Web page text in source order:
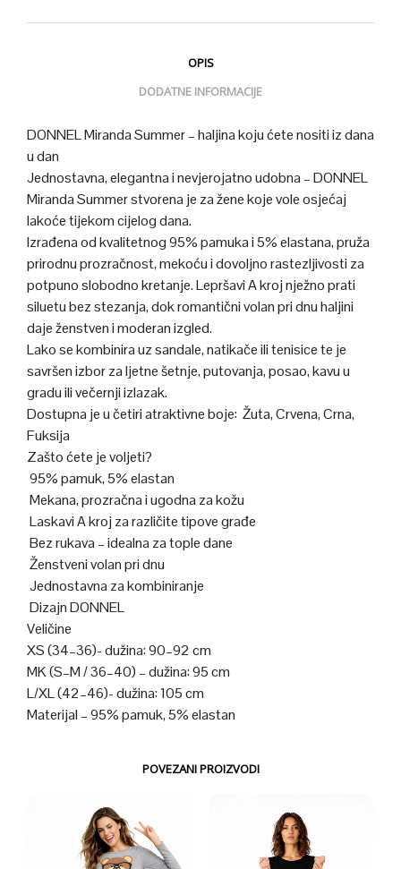
OPIS
DODATNE INFORMACIJE
DONNEL Miranda Summer – haljina koju ćete nositi iz dana
u dan
Jednostavna, elegantna i nevjerojatno udobna – DONNEL
Miranda Summer stvorena je za žene koje vole osjećaj
lakoće tijekom cijelog dana.
Izrađena od kvalitetnog 95% pamuka i 5% elastana, pruža
prirodnu prozračnost, mekoću i dovoljno rastezljivosti za
potpuno slobodno kretanje. Lepršavi A kroj nježno prati
siluetu bez stezanja, dok romantični volan pri dnu haljini
daje ženstven i moderan izgled.
Lako se kombinira uz sandale, natikače ili tenisice te je
savršen izbor za ljetne šetnje, putovanja, posao, kavu u
gradu ili večernji izlazak.
Dostupna je u četiri atraktivne boje: Žuta, Crvena, Crna,
Fuksija
Zašto ćete je voljeti?
95% pamuk, 5% elastan
Mekana, prozračna i ugodna za kožu
Laskavi A kroj za različite tipove građe
Bez rukava – idealna za tople dane
Ženstveni volan pri dnu
Jednostavna za kombiniranje
Dizajn DONNEL
Veličine
XS (34–36)- dužina: 90–92 cm
MK (S–M / 36–40) – dužina: 95 cm
L/XL (42–46)- dužina: 105 cm
Materijal – 95% pamuk, 5% elastan
POVEZANI PROIZVODI